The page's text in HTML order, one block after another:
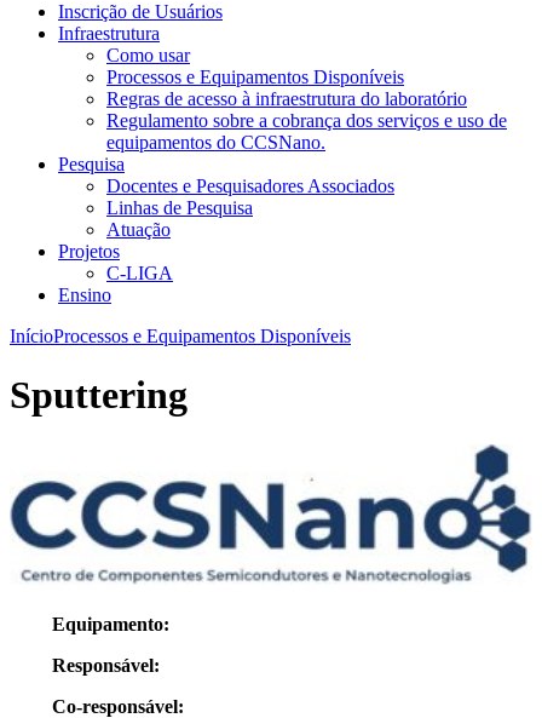
Inscrição de Usuários
Infraestrutura
Como usar
Processos e Equipamentos Disponíveis
Regras de acesso à infraestrutura do laboratório
Regulamento sobre a cobrança dos serviços e uso de
equipamentos do CCSNano.
Pesquisa
Docentes e Pesquisadores Associados
Linhas de Pesquisa
Atuação
Projetos
C-LIGA
Ensino
InícioProcessos e Equipamentos Disponíveis
Sputtering
Equipamento:
Responsável:
Co-responsável: